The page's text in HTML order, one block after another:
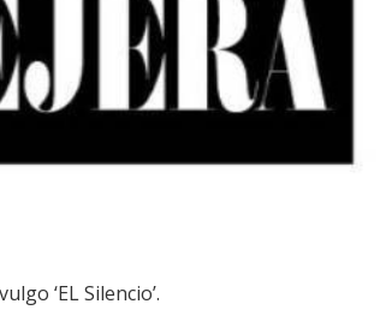
‘EL Silencio’.